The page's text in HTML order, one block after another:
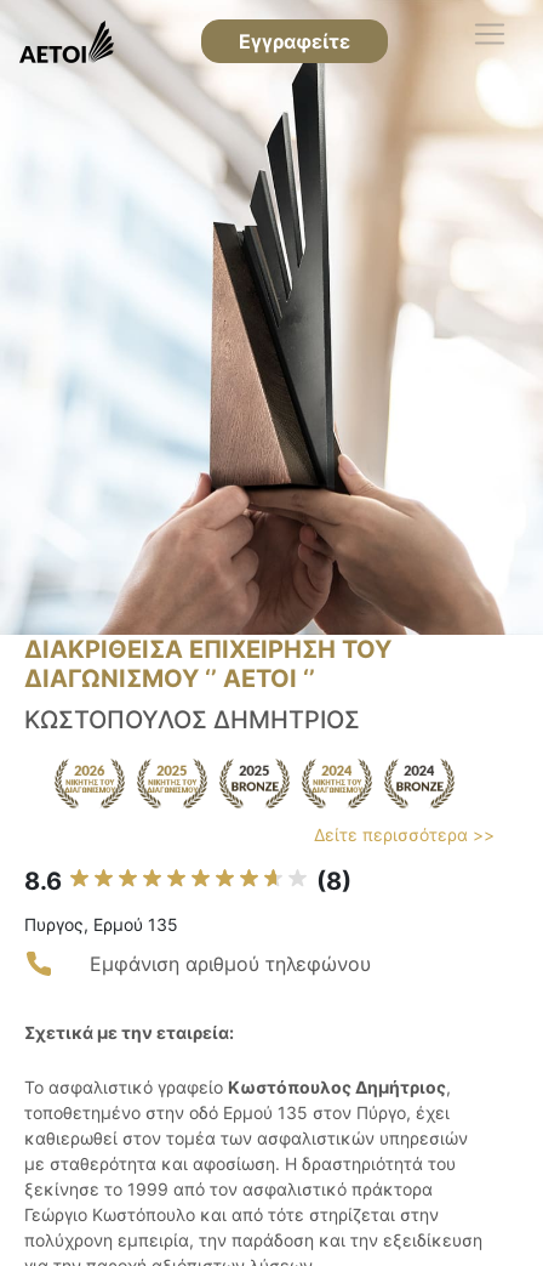
Εγγραφείτε
ΔΙΑΚΡΙΘΕΙΣΑ ΕΠΙΧΕΙΡΗΣΗ ΤΟΥ
ΔΙΑΓΩΝΙΣΜΟΥ ‘’ ΑΕΤΟΙ ‘’
ΚΩΣΤΟΠΟΥΛΟΣ ΔΗΜΗΤΡΙΟΣ
Δείτε περισσότερα >>
8.6 (8)
Πυργος, Ερμού 135
Εμφάνιση αριθμού τηλεφώνου
Σχετικά με την εταιρεία:
Το ασφαλιστικό γραφείο Κωστόπουλος Δημήτριος,
τοποθετημένο στην οδό Ερμού 135 στον Πύργο, έχει
καθιερωθεί στον τομέα των ασφαλιστικών υπηρεσιών
με σταθερότητα και αφοσίωση. Η δραστηριότητά του
ξεκίνησε το 1999 από τον ασφαλιστικό πράκτορα
Γεώργιο Κωστόπουλο και από τότε στηρίζεται στην
πολύχρονη εμπειρία, την παράδοση και την εξειδίκευση